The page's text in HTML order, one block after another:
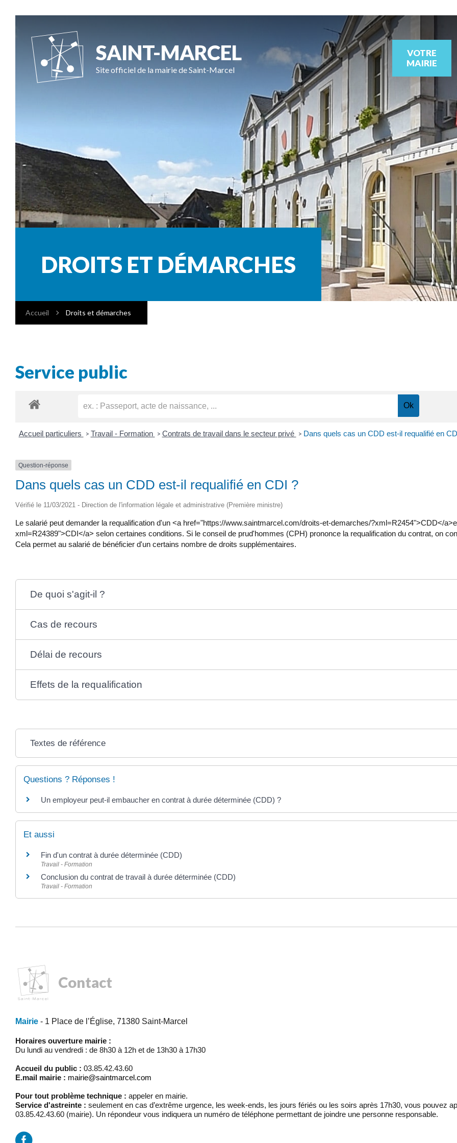
SAINT-MARCEL
Site officiel de la mairie de Saint-Marcel
VOTRE
MAIRIE
DROITS ET DÉMARCHES
Accueil Droits et démarches
Service public
Accueil particuliers > Travail - Formation > Contrats de travail dans le secteur privé > Dans quels cas un CDD est-il requalifié en
Question-réponse
Dans quels cas un CDD est-il requalifié en CDI ?
Vérifié le 11/03/2021 - Direction de l'information légale et administrative (Première ministre)
Le salarié peut demander la requalification d'un <a href="https://www.saintmarcel.com/droits-et-demarches/?xml=R2454">CDD</
xml=R24389">CDI</a> selon certaines conditions. Si le conseil de prud'hommes (CPH) prononce la requalification du contrat, on
Cela permet au salarié de bénéficier d'un certains nombre de droits supplémentaires.
De quoi s'agit-il ?
Cas de recours
Délai de recours
Effets de la requalification
Textes de référence
Questions ? Réponses !
Un employeur peut-il embaucher en contrat à durée déterminée (CDD) ?
Et aussi
Fin d'un contrat à durée déterminée (CDD)
Travail - Formation
Conclusion du contrat de travail à durée déterminée (CDD)
Travail - Formation
Contact
Mairie - 1 Place de l’Église, 71380 Saint-Marcel
Horaires ouverture mairie :
Du lundi au vendredi : de 8h30 à 12h et de 13h30 à 17h30
Accueil du public : 03.85.42.43.60
E.mail mairie : mairie@saintmarcel.com
Pour tout problème technique : appeler en mairie.
Service d'astreinte : seulement en cas d’extrême urgence, les week-ends, les jours fériés ou les soirs après 17h30, vous pouvez
03.85.42.43.60 (mairie). Un répondeur vous indiquera un numéro de téléphone permettant de joindre une personne responsable.